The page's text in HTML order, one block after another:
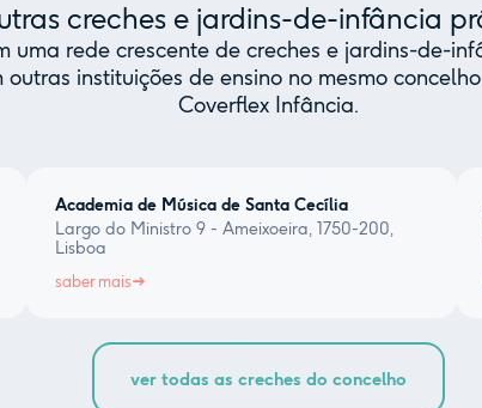
creches e jardins-de-infância
uma rede crescente de creches e jardins-de-
outras instituições de ensino no mesmo
Coverflex Infância.
Academia de Música de Santa Cecília
Largo do Ministro 9 - Ameixoeira, 1750-200,
Lisboa
saber mais
ver todas as creches do concelho